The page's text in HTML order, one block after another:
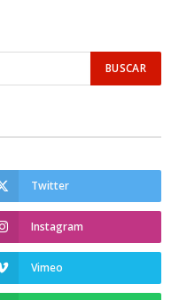
Twitter
Instagram
Vimeo